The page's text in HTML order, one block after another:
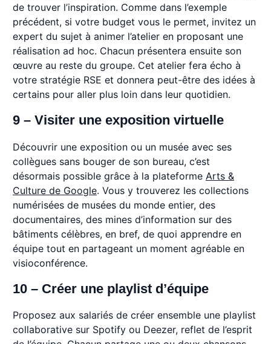
de trouver l’inspiration. Comme dans l’exemple
précédent, si votre budget vous le permet, invitez un
expert du sujet à animer l’atelier en proposant une
réalisation ad hoc. Chacun présentera ensuite son
œuvre au reste du groupe. Cet atelier fera écho à
votre stratégie RSE et donnera peut-être des idées à
certains pour aller plus loin dans leur quotidien.
9 – Visiter une exposition virtuelle
Découvrir une exposition ou un musée avec ses
collègues sans bouger de son bureau, c’est
désormais possible grâce à la plateforme Arts &
Culture de Google. Vous y trouverez les collections
numérisées de musées du monde entier, des
documentaires, des mines d’information sur des
bâtiments célèbres, en bref, de quoi apprendre en
équipe tout en partageant un moment agréable en
visioconférence.
10 – Créer une playlist d’équipe
Proposez aux salariés de créer ensemble une playlist
collaborative sur Spotify ou Deezer, reflet de l’esprit